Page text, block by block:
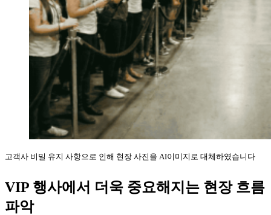
고객사 비밀 유지 사항으로 인해 현장 사진을 AI이미지로 대체하였습니다
VIP 행사에서 더욱 중요해지는 현장 흐름
파악